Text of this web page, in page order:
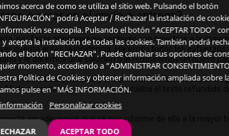
o error en el envío o entrega?
por favor pónganse en contacto con nosotros a la mayor
cuanto antes la incidencia. Haremos todos los
y le daremos una solución o le remitiremos un nuevo
importe del producto y del envío si no hacemos la
de noviembre, por el que se aprueba el texto refundido
agradecemos que se nos informe de ello a la mayor
acerca de como se utiliza el sitio web. Pulsando el botón
podrá Aceptar / Rechazar la instalación de
se recopila. Pulsando el botón “ACEPTAR TODO”
y acepta la instalación de todas las cookies. También podrá
el botón "RECHAZAR". Puede cambiar sus opciones de
momento, accediendo a “ADMINISTRAR
Política de Cookies y obtener información ampliada sobre
pulse en “MÁS INFORMACIÓN.
Personalizar cookies
ACEPTAR TODO